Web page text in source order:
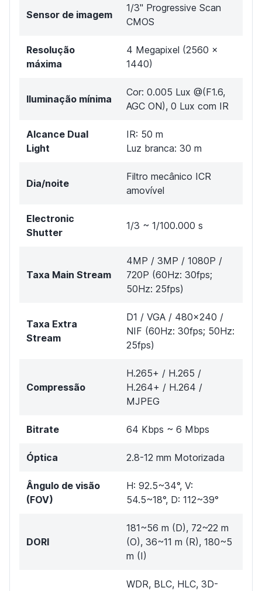
Sensor de imagem
1/3" Progressive Scan
CMOS
Resolução
máxima
4 Megapixel (2560 ×
1440)
Iluminação mínima
Cor: 0.005 Lux @(F1.6,
AGC ON), 0 Lux com IR
Alcance Dual
Light
IR: 50 m
Luz branca: 30 m
Dia/noite
Filtro mecânico ICR
amovível
Electronic
Shutter
1/3 ~ 1/100.000 s
Taxa Main Stream
4MP / 3MP / 1080P /
720P (60Hz: 30fps;
50Hz: 25fps)
Taxa Extra
Stream
D1 / VGA / 480×240 /
NIF (60Hz: 30fps; 50Hz:
25fps)
Compressão
H.265+ / H.265 /
H.264+ / H.264 /
MJPEG
Bitrate 64 Kbps ~ 6 Mbps
Óptica 2.8-12 mm Motorizada
Ângulo de visão
(FOV)
H: 92.5~34°, V:
54.5~18°, D: 112~39°
DORI
181~56 m (D), 72~22 m
(O), 36~11 m (R), 180~5
m (I)
WDR, BLC, HLC, 3D-